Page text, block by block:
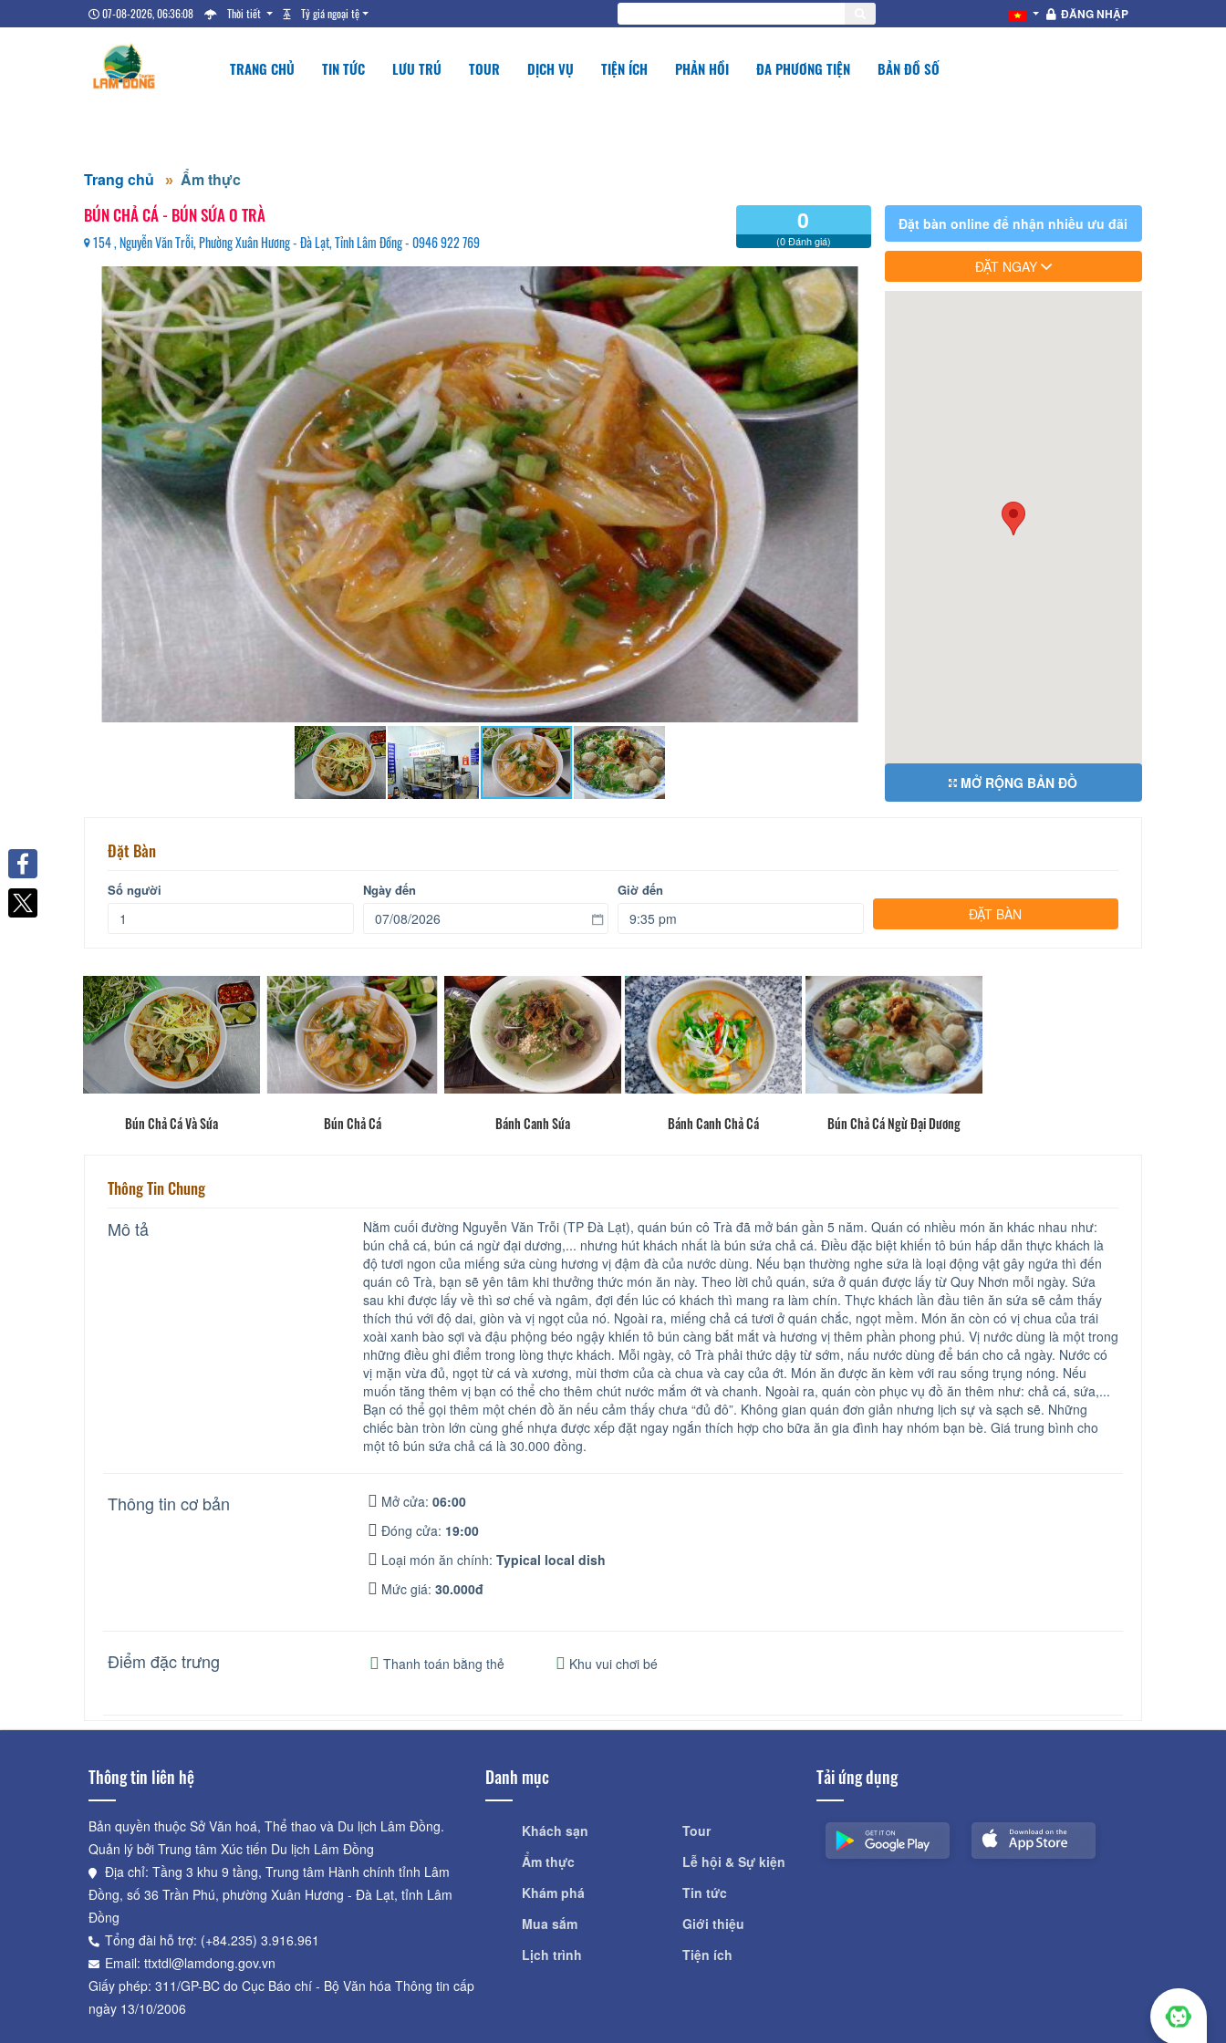
07-08-2026, 06:36:09 Thời tiết Tỷ giá ngoại tệ ĐĂNG NHẬP
TRANG CHỦ TIN TỨC LƯU TRÚ TOUR DỊCH VỤ TIỆN ÍCH PHẢN HỒI ĐA PHƯƠNG TIỆN BẢN ĐỒ SỐ
Trang chủ Ẩm thực
BÚN CHẢ CÁ - BÚN SỨA O TRÀ
154 , Nguyễn Văn Trỗi, Phường Xuân Hương - Đà Lạt, Tỉnh Lâm Đồng - 0946 922 769
0
(0 Đánh giá)
Đặt bàn online để nhận nhiều ưu đãi
ĐẶT NGAY
MỞ RỘNG BẢN ĐỒ
Đặt Bàn
Số người Ngày đến Giờ đến
Bún Chả Cá Và Sứa Bún Chả Cá Bánh Canh Sứa Bánh Canh Chả Cá Bún Chả Cá Ngừ Đại Dương
Thông Tin Chung
Mô tả
Nằm cuối đường Nguyễn Văn Trỗi (TP Đà Lạt), quán bún cô Trà đã mở bán gần 5 năm. Quán có nhiều món ăn khác nhau như:
bún chả cá, bún cá ngừ đại dương,... nhưng hút khách nhất là bún sứa chả cá. Điều đặc biệt khiến tô bún hấp dẫn thực khách là
độ tươi ngon của miếng sứa cùng hương vị đậm đà của nước dùng. Nếu bạn thường nghe sứa là loại động vật gây ngứa thì đến
quán cô Trà, bạn sẽ yên tâm khi thưởng thức món ăn này. Theo lời chủ quán, sứa ở quán được lấy từ Quy Nhơn mỗi ngày. Sứa
sau khi được lấy về thì sơ chế và ngâm, đợi đến lúc có khách thì mang ra làm chín. Thực khách lần đầu tiên ăn sứa sẽ cảm thấy
thích thú với độ dai, giòn và vị ngọt của nó. Ngoài ra, miếng chả cá tươi ở quán chắc, ngọt mềm. Món ăn còn có vị chua của trái
xoài xanh bào sợi và đậu phộng béo ngậy khiến tô bún càng bắt mắt và hương vị thêm phần phong phú. Vị nước dùng là một trong
những điều ghi điểm trong lòng thực khách. Mỗi ngày, cô Trà phải thức dậy từ sớm, nấu nước dùng để bán cho cả ngày. Nước có
vị mặn vừa đủ, ngọt từ cá và xương, mùi thơm của cà chua và cay của ớt. Món ăn được ăn kèm với rau sống trụng nóng. Nếu
muốn tăng thêm vị bạn có thể cho thêm chút nước mắm ớt và chanh. Ngoài ra, quán còn phục vụ đồ ăn thêm như: chả cá, sứa,...
Bạn có thể gọi thêm một chén đồ ăn nếu cảm thấy chưa “đủ đô”. Không gian quán đơn giản nhưng lịch sự và sạch sẽ. Những
chiếc bàn tròn lớn cùng ghế nhựa được xếp đặt ngay ngắn thích hợp cho bữa ăn gia đình hay nhóm bạn bè. Giá trung bình cho
một tô bún sứa chả cá là 30.000 đồng.
Thông tin cơ bản Mở cửa: 06:00
Đóng cửa: 19:00
Loại món ăn chính: Typical local dish
Mức giá: 30.000đ
Điểm đặc trưng Thanh toán bằng thẻ Khu vui chơi bé
Thông tin liên hệ
Bản quyền thuộc Sở Văn hoá, Thể thao và Du lịch Lâm Đồng.
Quản lý bởi Trung tâm Xúc tiến Du lịch Lâm Đồng
Địa chỉ: Tầng 3 khu 9 tầng, Trung tâm Hành chính tỉnh Lâm
Đồng, số 36 Trần Phú, phường Xuân Hương - Đà Lạt, tỉnh Lâm
Đồng
Tổng đài hỗ trợ: (+84.235) 3.916.961
Email: ttxtdl@lamdong.gov.vn
Giấy phép: 311/GP-BC do Cục Báo chí - Bộ Văn hóa Thông tin cấp
ngày 13/10/2006
Danh mục
Khách sạn
Ẩm thực
Khám phá
Mua sắm
Lịch trình
Tour
Lễ hội & Sự kiện
Tin tức
Giới thiệu
Tiện ích
Tải ứng dụng
Facebook